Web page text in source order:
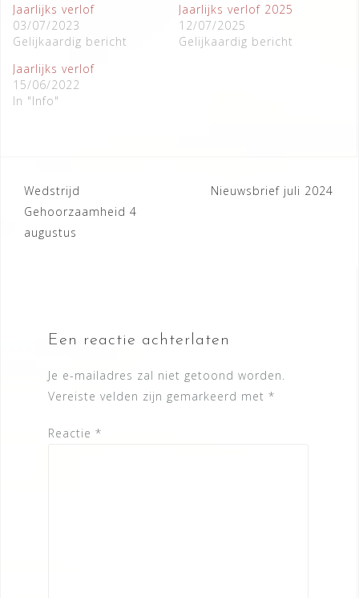
Jaarlijks verlof
03/07/2023
Gelijkaardig bericht
Jaarlijks verlof 2025
12/07/2025
Gelijkaardig bericht
Jaarlijks verlof
15/06/2022
In "Info"
Wedstrijd
Gehoorzaamheid 4
augustus
Nieuwsbrief juli 2024
Een reactie achterlaten
Je e-mailadres zal niet getoond worden.
Vereiste velden zijn gemarkeerd met *
Reactie *